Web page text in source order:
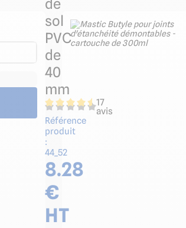
de
sol
PVC
de
40
mm
17
avis
Référence
produit
:
44_52
8.28
€
HT